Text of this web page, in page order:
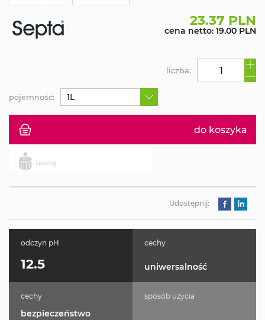
23.37 PLN
cena netto: 19.00 PLN
do koszyka
liczba:
pojemność: 1L
Udostępnij:
odczyn pH
12.5
cechy
uniwersalność
cechy
bezpieczeństwo
sposób użycia